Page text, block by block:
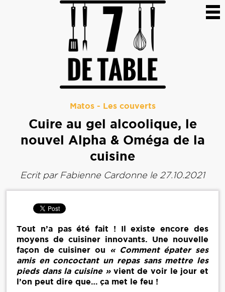
Matos- Les couverts
Cuire au gel alcoolique, le
nouvel Alpha & Oméga de la
cuisine
Ecrit par Fabienne Cardonne le 27.10.2021
Tout n’a pas été fait ! Il existe encore des
moyens de cuisiner innovants. Une nouvelle
façon de cuisiner ou « Comment épater ses
amis en concoctant un repas sans mettre les
pieds dans la cuisine » vient de voir le jour et
l’on peut dire que… ça met le feu !